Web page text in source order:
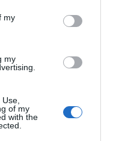
my
my
of my
with the
la sesión del